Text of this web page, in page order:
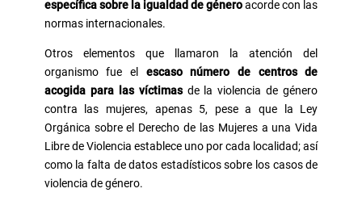
específica sobre la igualdad de géneroacorde con las
normas internacionales.
Otros elementos que llamaron la atención del
organismo fue el escaso número de centros de
acogida para las víctimasde la violencia de género
contra las mujeres, apenas 5, pese a que la Ley
Orgánica sobre el Derecho de las Mujeres a una Vida
Libre de Violencia establece uno por cada localidad; así
como la falta de datos estadísticos sobre los casos de
violencia de género.